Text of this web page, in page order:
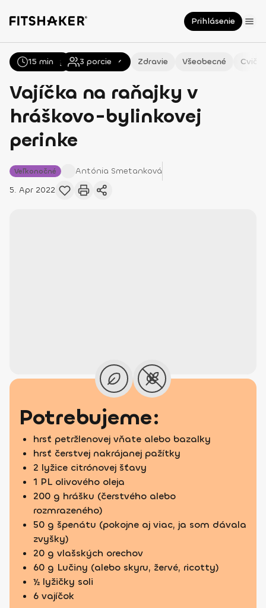
Prihlásenie
Všetky Recepty Zdravie Všeobecné
Vajíčka na raňajky v
hráškovo-bylinkovej
perinke
Veľkonočné Antónia Smetanková
5. Apr 2022
15 min 3 porcie
Potrebujeme:
hrsť petržlenovej vňate alebo bazalky
hrsť čerstvej nakrájanej pažítky
2 lyžice citrónovej šťavy
1 PL olivového oleja
200 g hrášku (čerstvého alebo
rozmrazeného)
50 g špenátu (pokojne aj viac, ja som dávala
zvyšky)
20 g vlašských orechov
60 g Lučiny (alebo skyru, žervé, ricotty)
½ lyžičky soli
6 vajíčok